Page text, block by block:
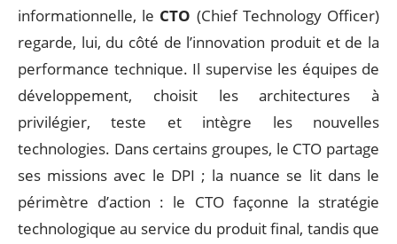
informationnelle, le CTO (Chief Technology Officer)
regarde, lui, du côté de l’innovation produit et de la
performance technique. Il supervise les équipes de
développement, choisit les architectures à
privilégier, teste et intègre les nouvelles
technologies. Dans certains groupes, le CTO partage
ses missions avec le DPI ; la nuance se lit dans le
périmètre d’action : le CTO façonne la stratégie
technologique au service du produit final, tandis que